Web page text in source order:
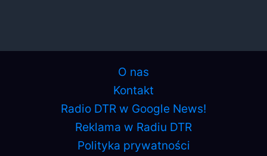
O nas
Kontakt
Radio DTR w Google News!
Reklama w Radiu DTR
Polityka prywatności